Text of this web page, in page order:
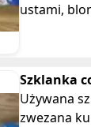
ustami,
Szklanka
opaska
md
Używana
zwezana